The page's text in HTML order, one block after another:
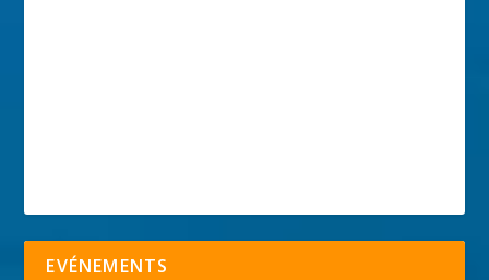
EVÉNEMENTS